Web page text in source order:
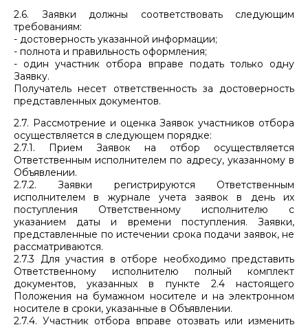
2.6. Заявки должны соответствовать следующим
требованиям:
- достоверность указанной информации;
- полнота и правильность оформления;
- один участник отбора вправе подать только одну
Заявку.
Получатель несет ответственность за достоверность
представленных документов.
2.7. Рассмотрение и оценка Заявок участников отбора
осуществляется в следующем порядке:
2.7.1. Прием Заявок на отбор осуществляется
Ответственным исполнителем по адресу, указанному в
Объявлении.
2.7.2. Заявки регистрируются Ответственным
исполнителем в журнале учета заявок в день их
поступления Ответственному исполнителю с
указанием даты и времени поступления. Заявки,
представленные по истечении срока подачи заявок, не
рассматриваются.
2.7.3 Для участия в отборе необходимо представить
Ответственному исполнителю полный комплект
документов, указанных в пункте 2.4 настоящего
Положения на бумажном носителе и на электронном
носителе в сроки, указанные в Объявлении.
2.7.4. Участник отбора вправе отозвать или изменить